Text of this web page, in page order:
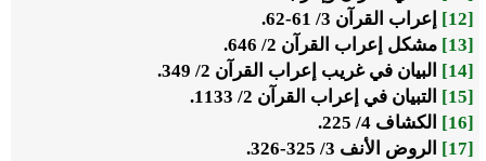
[12]
إعراب القرآن 3/ 61-62.
[13]
مشكل إعراب القرآن 2/ 646.
[14]
البيان في غريب إعراب القرآن 2/ 349.
[15]
التبيان في إعراب القرآن 2/ 1133.
[16]
الكشاف 4/ 225.
[17]
الروض الأنف 3/ 325-326.